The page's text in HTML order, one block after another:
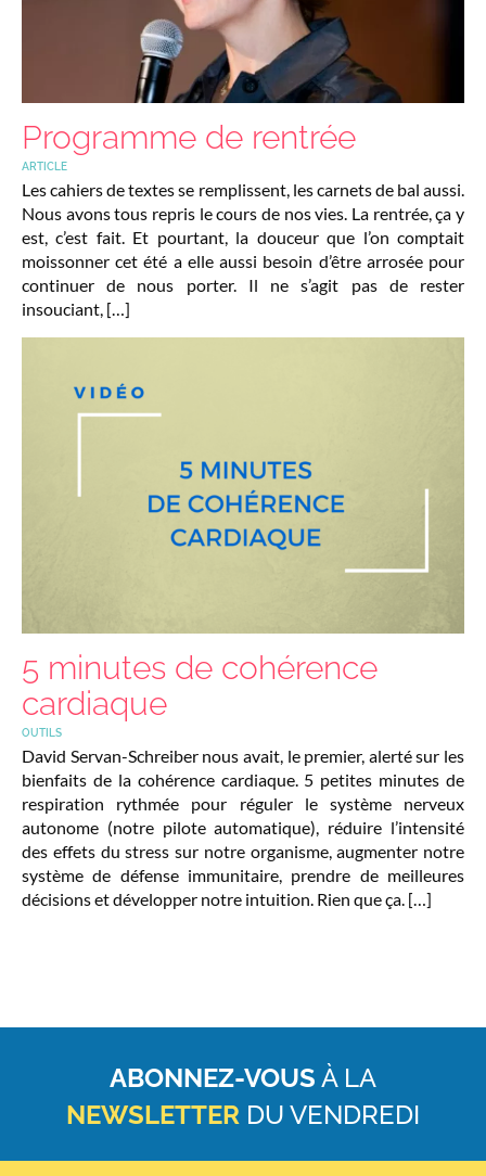
Programme de rentrée
ARTICLE
Les cahiers de textes se remplissent, les carnets de bal aussi.
Nous avons tous repris le cours de nos vies. La rentrée, ça y
est, c’est fait. Et pourtant, la douceur que l’on comptait
moissonner cet été a elle aussi besoin d’être arrosée pour
continuer de nous porter. Il ne s’agit pas de rester
insouciant, […]
5 minutes de cohérence
cardiaque
OUTILS
David Servan-Schreiber nous avait, le premier, alerté sur les
bienfaits de la cohérence cardiaque. 5 petites minutes de
respiration rythmée pour réguler le système nerveux
autonome (notre pilote automatique), réduire l’intensité
des effets du stress sur notre organisme, augmenter notre
système de défense immunitaire, prendre de meilleures
décisions et développer notre intuition. Rien que ça. […]
ABONNEZ-VOUS À LA
NEWSLETTER DU VENDREDI